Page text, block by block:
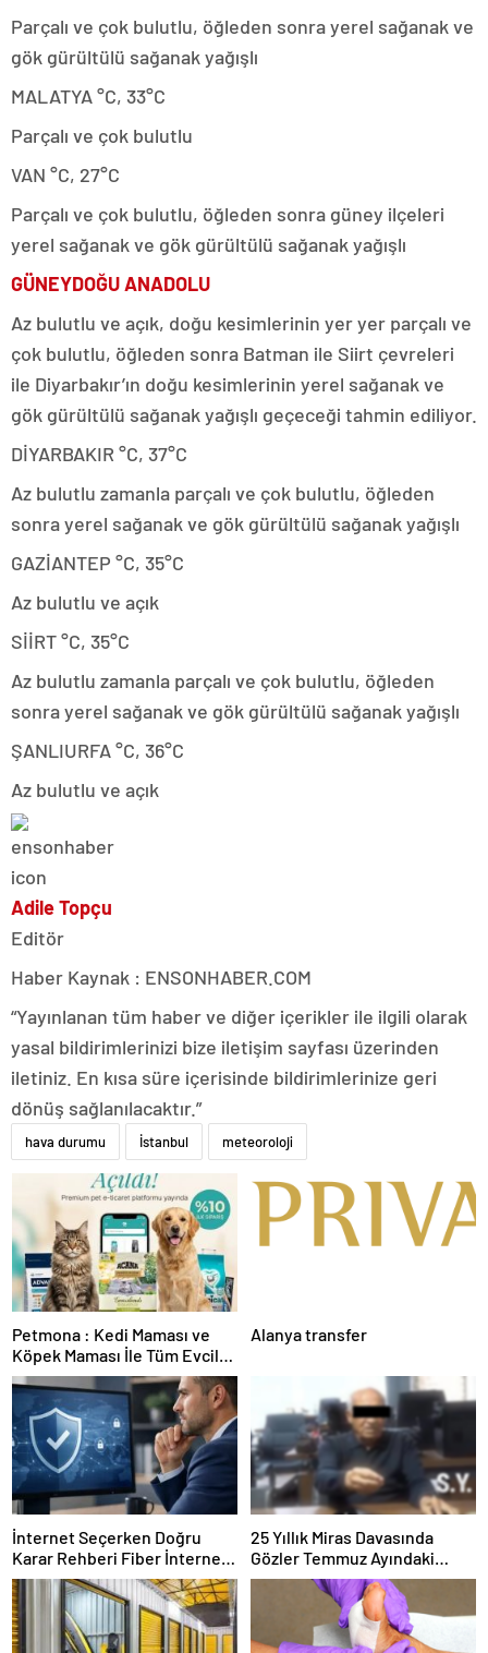
Parçalı ve çok bulutlu, öğleden sonra yerel sağanak ve
gök gürültülü sağanak yağışlı
MALATYA °C, 33°C
Parçalı ve çok bulutlu
VAN °C, 27°C
Parçalı ve çok bulutlu, öğleden sonra güney ilçeleri
yerel sağanak ve gök gürültülü sağanak yağışlı
GÜNEYDOĞU ANADOLU
Az bulutlu ve açık, doğu kesimlerinin yer yer parçalı ve
çok bulutlu, öğleden sonra Batman ile Siirt çevreleri
ile Diyarbakır’ın doğu kesimlerinin yerel sağanak ve
gök gürültülü sağanak yağışlı geçeceği tahmin ediliyor.
DİYARBAKIR °C, 37°C
Az bulutlu zamanla parçalı ve çok bulutlu, öğleden
sonra yerel sağanak ve gök gürültülü sağanak yağışlı
GAZİANTEP °C, 35°C
Az bulutlu ve açık
SİİRT °C, 35°C
Az bulutlu zamanla parçalı ve çok bulutlu, öğleden
sonra yerel sağanak ve gök gürültülü sağanak yağışlı
ŞANLIURFA °C, 36°C
Az bulutlu ve açık
Adile Topçu
Editör
Haber Kaynak : ENSONHABER.COM
“Yayınlanan tüm haber ve diğer içerikler ile ilgili olarak
yasal bildirimlerinizi bize iletişim sayfası üzerinden
iletiniz. En kısa süre içerisinde bildirimlerinize geri
dönüş sağlanılacaktır.”
hava durumu İstanbul meteoroloji
Petmona : Kedi Maması ve
Köpek Maması İle Tüm Evcil
Hayvan Ürünleri
Alanya transfer
İnternet Seçerken Doğru
Karar Rehberi Fiber İnternet
ve Ev İnterneti
25 Yıllık Miras Davasında
Gözler Temmuz Ayındaki
Karar Duruşmasına Çevrildi